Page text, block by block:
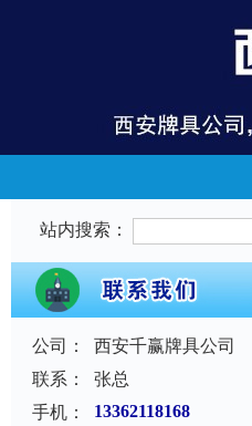
站内搜索：
公司：
西安千赢牌具公司
联系：
张总
手机：
13362118168